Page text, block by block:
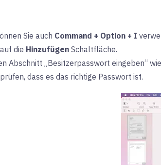
Sie auch Command + Option + I
die Hinzufügen Schaltfläche.
Abschnitt „Besitzerpasswort eingeben“
dass es das richtige Passwort ist.